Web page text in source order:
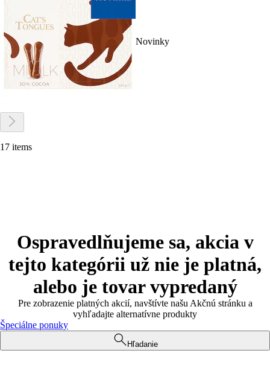
Novinky
17 items
Ospravedlňujeme sa, akcia v
tejto kategórii už nie je platná,
alebo je tovar vypredaný
Pre zobrazenie platných akcií, navštívte našu Akčnú stránku a
vyhľadajte alternatívne produkty
Špeciálne ponuky
Hľadanie